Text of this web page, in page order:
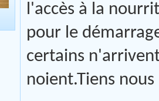
l'accès à la
pour le
certains
noient.Tiens